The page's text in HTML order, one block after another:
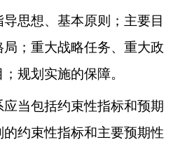
想、基本原则；主要目
；重大战略任务、重大政
规划实施的保障。
当包括约束性指标和预期
约束性指标和主要预期性